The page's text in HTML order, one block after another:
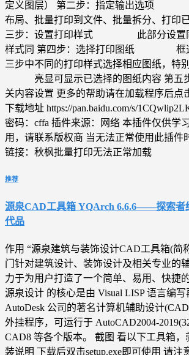
定义图层） 第二步：指定输出选项
布局、批量打印到文件、批量拆分、打印
三步：设置打印样式 此部分设置同
样式同 第四步：选择打印图纸 框选
三步中不同的打印样式选择相应图纸，特
亮显可显示已选择的图纸内容 第五步
关内容设置 更多的帮助请在加载程序后点
下载地址 https://pan.baidu.com/s/
密码：cffa 插件来源：网络 本插件仅供学
用，请联系版权商 当无法正常使用此插件
链接：秋枫批量打印无法正常加载
推荐
源泉CAD工具箱 YQArch 6.6.6——探索者
代品
作用 “源泉建筑与装饰设计CAD工具箱(简
门针对建筑设计、装饰设计及相关专业的
力于为用户打造了一个简单、易用、快捷
源泉设计 的核心是由 Visual LISP 语言编
AutoDesk 公司的著名计算机辅助设计
外挂程序，可运行于 AutoCAD2004-
CAD8 等各个版本。 截图 看以下工具箱，
装说明 下载后双击setup.exe即可使用 请注